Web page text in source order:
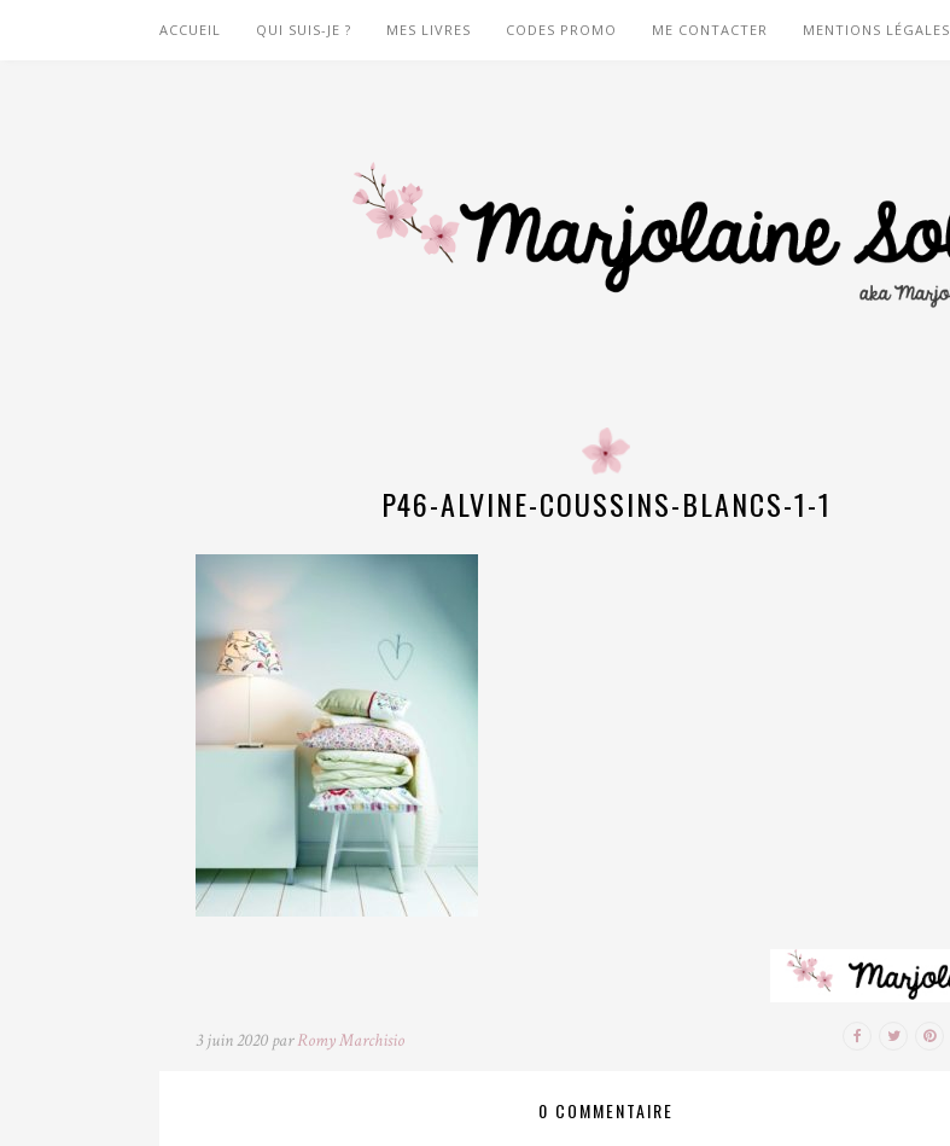
ACCUEIL QUI SUIS-JE ? MES LIVRES CODES PROMO ME CONTACTER MENTIONS LÉGALES
P46-ALVINE-COUSSINS-BLANCS-1-1
3 juin 2020 parRomy Marchisio
0 COMMENTAIRE